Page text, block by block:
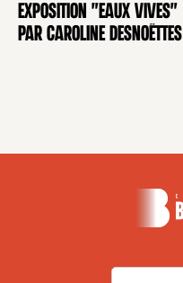
EXPOSITION
Exposition "Eaux Vives"
par Caroline Desnoëttes